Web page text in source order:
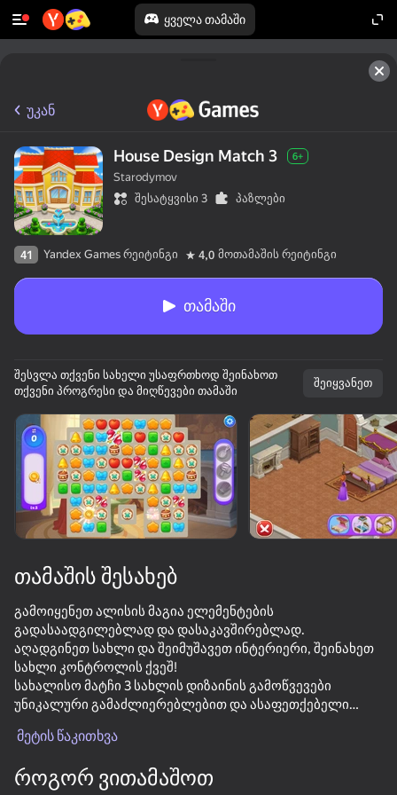
ყველა თამაში
ჩართეთ მოწყობილობა
თამაში მუშაობს მხოლოდ ჰორიზონტალური
ორიენტაცია
უკან
House Design Match 3 6+
Starodymov
შესატყვისი 3
პაზლები
41 Yandex Games რეიტინგი 4,0 მოთამაშის რეიტინგი
თამაში
შესვლა თქვენი სახელი უსაფრთხოდ შეინახოთ
თქვენი პროგრესი და მიღწევები თამაში
შეიყვანეთ
თამაშის შესახებ
გამოიყენეთ ალისის მაგია ელემენტების
გადასაადგილებლად და დასაკავშირებლად.
აღადგინეთ სახლი და შეიმუშავეთ ინტერიერი, შეინახეთ
სახლი კონტროლის ქვეშ!
სახალისო მატჩი 3 სახლის დიზაინის გამოწვევები
უნიკალური გამაძლიერებლებით და ასაფეთქებელი
დაიცავით ამბავი და აღმოაჩინეთ ყველა ფარული
მეტის წაკითხვა
როგორ ვითამაშოთ